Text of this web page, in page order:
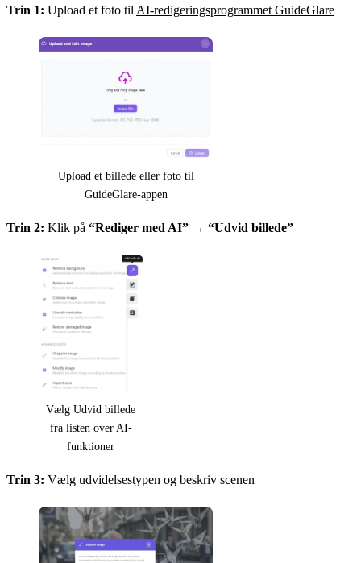
Trin 1: Upload et foto til AI-redigeringsprogrammet GuideGlare
Upload et billede eller foto til
GuideGlare-appen
Trin 2: Klik på “Rediger med AI” → “Udvid billede”
Vælg Udvid billede
fra listen over AI-
funktioner
Trin 3: Vælg udvidelsestypen og beskriv scenen